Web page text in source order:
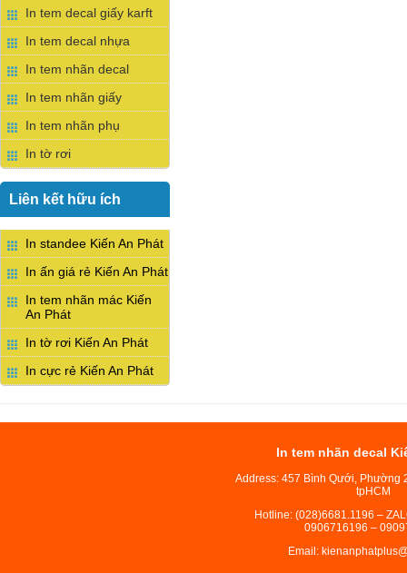
In tem decal giấy karft
In tem decal nhựa
In tem nhãn decal
In tem nhãn giấy
In tem nhãn phụ
In tờ rơi
Liên kết hữu ích
In standee Kiến An Phát
In ấn giá rẻ Kiến An Phát
In tem nhãn mác Kiến
An Phát
In tờ rơi Kiến An Phát
In cực rẻ Kiến An Phát
In tem nhãn decal
Address: 457 Bình Qưới, Phường
tpHCM
Hotline: (028)6681.1196 –
0906716196 –
Email: